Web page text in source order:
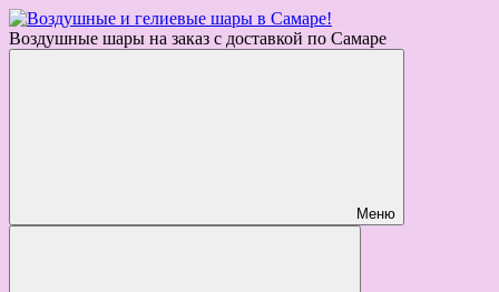
Воздушные шары на заказ с доставкой по Самаре
Меню